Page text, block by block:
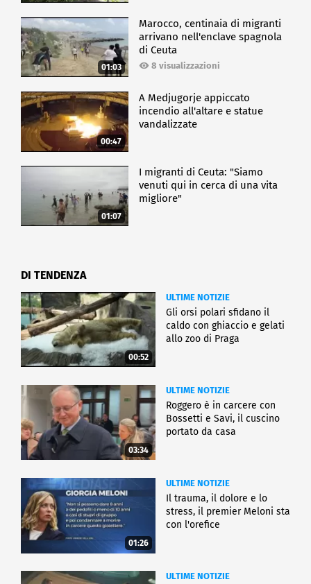
01:03
Marocco, centinaia di migranti
arrivano nell'enclave spagnola
di Ceuta
8 visualizzazioni
00:47
A Medjugorje appiccato
incendio all'altare e statue
vandalizzate
01:07
I migranti di Ceuta: "Siamo
venuti qui in cerca di una vita
migliore"
DI TENDENZA
00:52
ULTIME NOTIZIE
Gli orsi polari sfidano il
caldo con ghiaccio e gelati
allo zoo di Praga
03:34
ULTIME NOTIZIE
Roggero è in carcere con
Bossetti e Savi, il cuscino
portato da casa
01:26
ULTIME NOTIZIE
Il trauma, il dolore e lo
stress, il premier Meloni sta
con l'orefice
ULTIME NOTIZIE